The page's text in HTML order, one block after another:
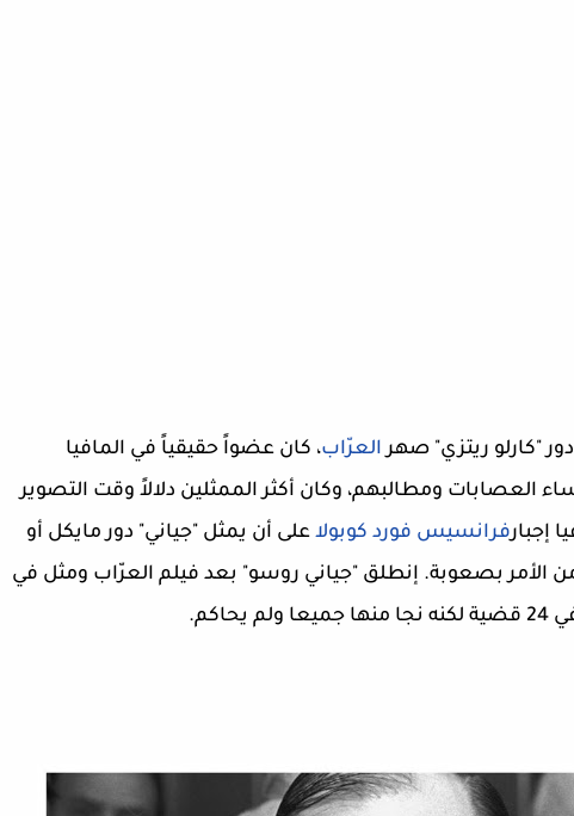
"كارلو ريتزي" صهرالعرّاب، كان عضواً حقيقياً في المافيا
العصابات ومطالبهم، وكان أكثر الممثلين دلالاً وقت التصوير
إجبارفرانسيس فورد كوبولا على أن يمثل "جياني" دور مايكل أو
الأمر بصعوبة. إنطلق "جياني روسو" بعد فيلم العرّاب ومثل في